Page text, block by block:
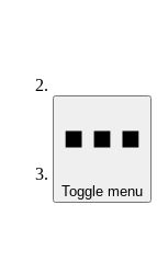
Toggle menu